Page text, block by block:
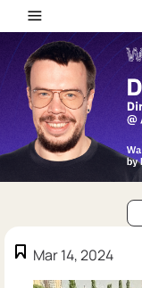
Mar 14, 2024